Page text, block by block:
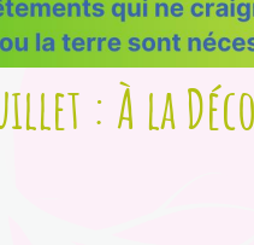
: À la